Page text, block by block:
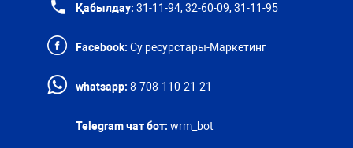
Қабылдау: 31-11-94, 32-60-09, 31-11-95
Facebook: Су ресурстары-Маркетинг
whatsapp: 8-708-110-21-21
Telegram чат бот: wrm_bot